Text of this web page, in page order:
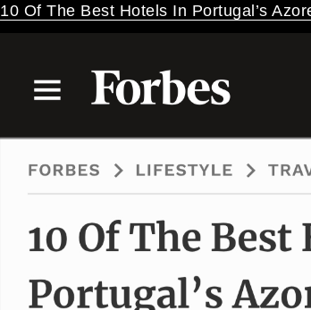
10 Of The Best Hotels In Portugal’s